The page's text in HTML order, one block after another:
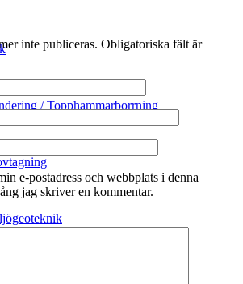
/ Topphammarborrning
inte publiceras. Obligatoriska fält är
e-postadress och webbplats i denna
jag skriver en kommentar.